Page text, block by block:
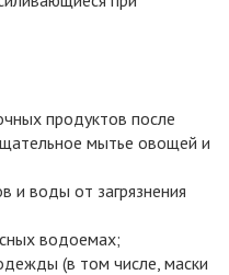
продуктов после
мытье овощей и
и воды от загрязнения
водоемах;
(в том числе, маски